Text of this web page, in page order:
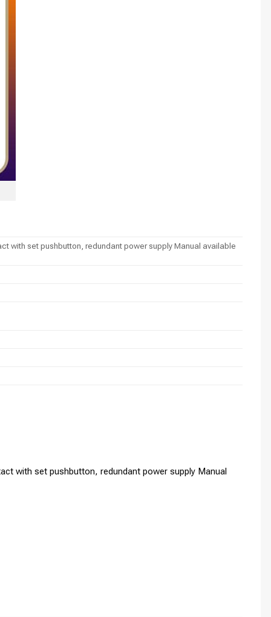
with set pushbutton, redundant power supply Manual available
with set pushbutton, redundant power supply Manual